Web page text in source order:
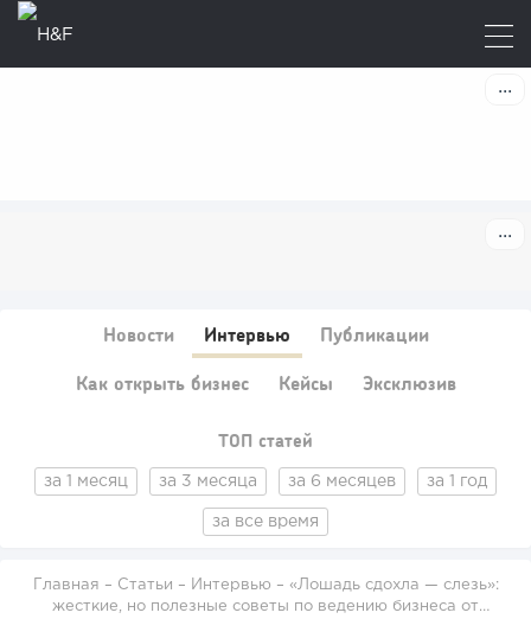
Новости Интервью Публикации
Как открыть бизнес Кейсы Эксклюзив
ТОП статей
за 1 месяц за 3 месяца за 6 месяцев за 1 год
за все время
Главная – Статьи – Интервью
жесткие, но полезные советы по ведению бизнеса от